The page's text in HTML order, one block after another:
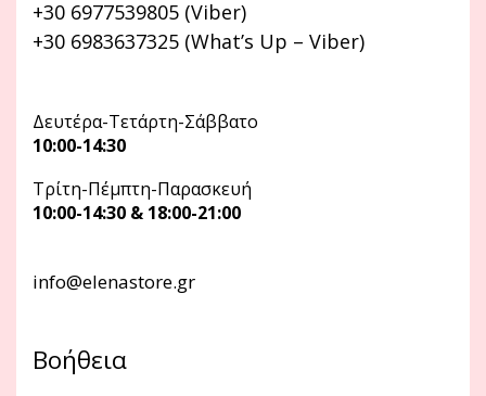
+30 6977539805 (Viber)
+30 6983637325 (What’s Up – Viber)
Δευτέρα-Τετάρτη-Σάββατο
10:00-14:30
Τρίτη-Πέμπτη-Παρασκευή
10:00-14:30 & 18:00-21:00
info@elenastore.gr
Βοήθεια